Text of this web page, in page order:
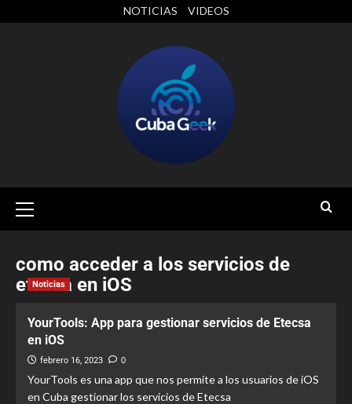
NOTICIAS VIDEOS
como acceder a los servicios de
etecsa en iOS
Noticias
YourTools: App para gestionar servicios de Etecsa
en iOS
febrero 16, 2023 0
YourTools es una app que nos permite a los usuarios de iOS
en Cuba gestionar los servicios de Etecsa